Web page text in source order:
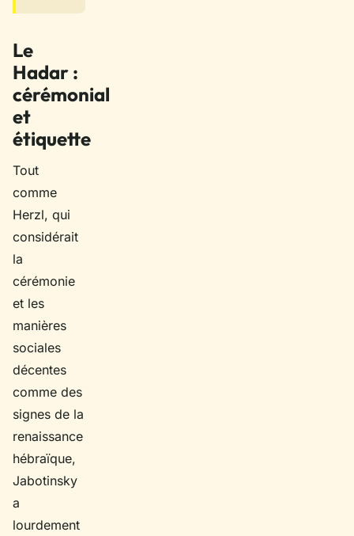
Le
Hadar :
cérémonial
et
étiquette
Tout
comme
Herzl, qui
considérait
la
cérémonie
et les
manières
sociales
décentes
comme des
signes de la
renaissance
hébraïque,
Jabotinsky
a
lourdement